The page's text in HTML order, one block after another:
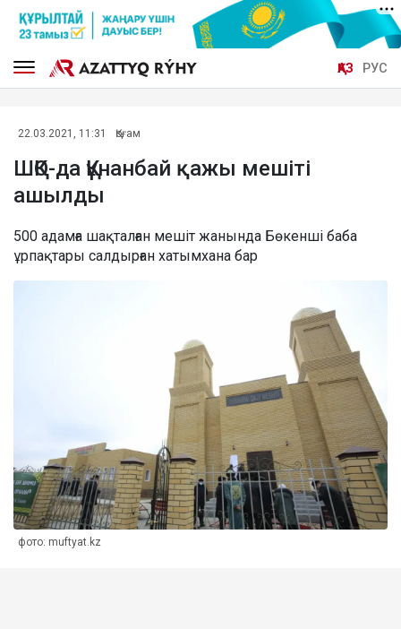
ҚАЗ РУС
22.03.2021, 11:31 Қоғам
ШҚО-да Құнанбай қажы мешіті
ашылды
500 адамға шақталған мешіт жанында Бөкенші баба
ұрпақтары салдырған хатымхана бар
фото: muftyat.kz